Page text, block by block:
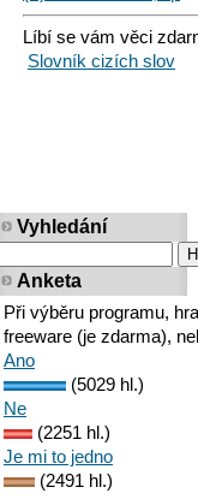
Líbí se vám věci
Slovník cizích slov
Vyhledání
Anketa
Při výběru programu,
freeware (je zdarma),
Ano
(5029 hl.)
Ne
(2251 hl.)
Je mi to jedno
(2491 hl.)